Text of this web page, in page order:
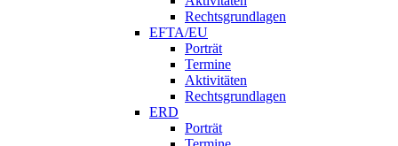
Rechtsgrundlagen
EFTA/EU
Porträt
Termine
Aktivitäten
Rechtsgrundlagen
ERD
Porträt